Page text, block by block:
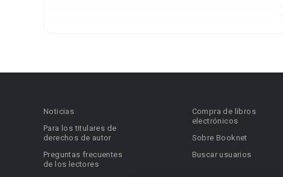
Noticias
Para los titulares de
derechos de autor
Preguntas frecuentes
de los lectores
Compra de libros
electrónicos
Sobre Booknet
Buscar usuarios